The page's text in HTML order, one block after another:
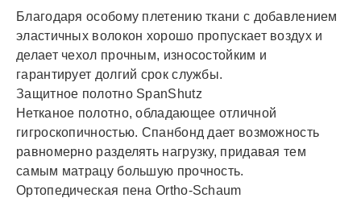
Благодаря особому плетению ткани с добавлением
эластичных волокон хорошо пропускает воздух и
делает чехол прочным, износостойким и
гарантирует долгий срок службы.
Защитное полотно SpanShutz
Нетканое полотно, обладающее отличной
гигроскопичностью. Спанбонд дает возможность
равномерно разделять нагрузку, придавая тем
самым матрацу большую прочность.
Ортопедическая пена Ortho-Schaum